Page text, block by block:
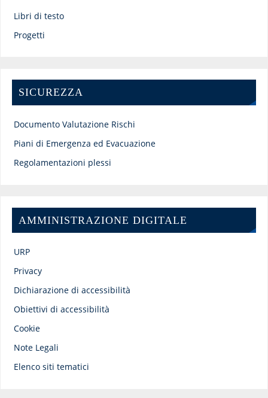
Libri di testo
Progetti
SICUREZZA
Documento Valutazione Rischi
Piani di Emergenza ed Evacuazione
Regolamentazioni plessi
AMMINISTRAZIONE DIGITALE
URP
Privacy
Dichiarazione di accessibilità
Obiettivi di accessibilità
Cookie
Note Legali
Elenco siti tematici